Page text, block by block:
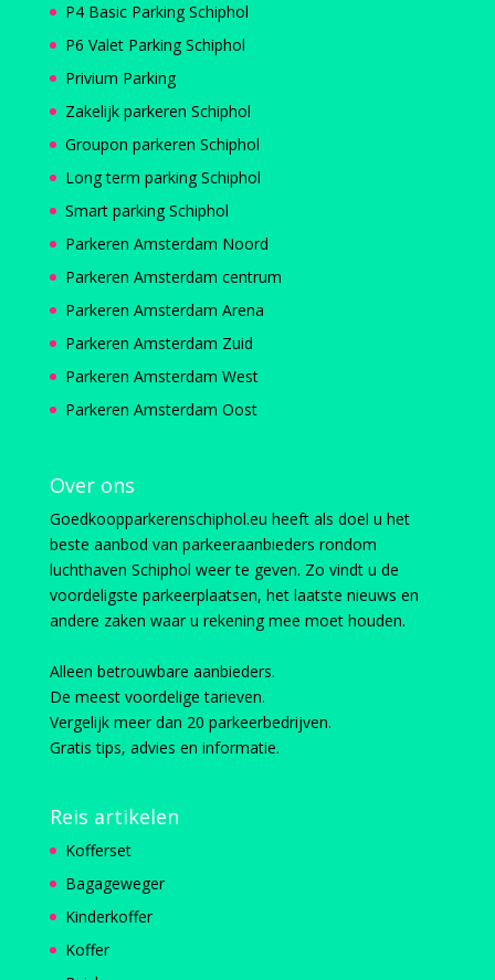
P4 Basic Parking Schiphol
P6 Valet Parking Schiphol
Privium Parking
Zakelijk parkeren Schiphol
Groupon parkeren Schiphol
Long term parking Schiphol
Smart parking Schiphol
Parkeren Amsterdam Noord
Parkeren Amsterdam centrum
Parkeren Amsterdam Arena
Parkeren Amsterdam Zuid
Parkeren Amsterdam West
Parkeren Amsterdam Oost
Over ons
Goedkoopparkerenschiphol.eu heeft als doel u het
beste aanbod van parkeeraanbieders rondom
luchthaven Schiphol weer te geven. Zo vindt u de
voordeligste parkeerplaatsen, het laatste nieuws en
andere zaken waar u rekening mee moet houden.
Alleen betrouwbare aanbieders.
De meest voordelige tarieven.
Vergelijk meer dan 20 parkeerbedrijven.
Gratis tips, advies en informatie.
Reis artikelen
Kofferset
Bagageweger
Kinderkoffer
Koffer